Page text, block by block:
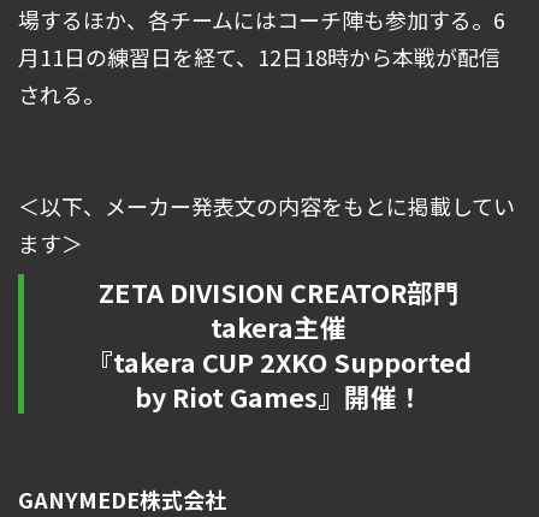
場するほか、各チームにはコーチ陣も参加する。6
月11日の練習日を経て、12日18時から本戦が配信
される。
＜以下、メーカー発表文の内容をもとに掲載してい
ます＞
ZETA DIVISION CREATOR部門
takera主催
『takera CUP 2XKO Supported
by Riot Games』開催！
GANYMEDE株式会社